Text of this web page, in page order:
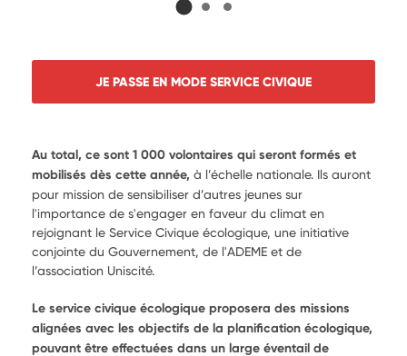
JE PASSE EN MODE SERVICE CIVIQUE
Au total, ce sont 1 000 volontaires qui seront formés et
mobilisés dès cette année, à l’échelle nationale. Ils auront
pour mission de sensibiliser d’autres jeunes sur
l'importance de s'engager en faveur du climat en
rejoignant le Service Civique écologique, une initiative
conjointe du Gouvernement, de l'ADEME et de
l’association Uniscité.
Le service civique écologique proposera des missions
alignées avec les objectifs de la planification écologique,
pouvant être effectuées dans un large éventail de